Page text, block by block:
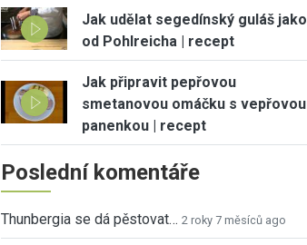
Jak udělat segedínský guláš jako
od Pohlreicha | recept
Jak připravit pepřovou
smetanovou omáčku s vepřovou
panenkou | recept
Poslední komentáře
Thunbergia se dá pěstovat… 2 roky 7 měsíců ago